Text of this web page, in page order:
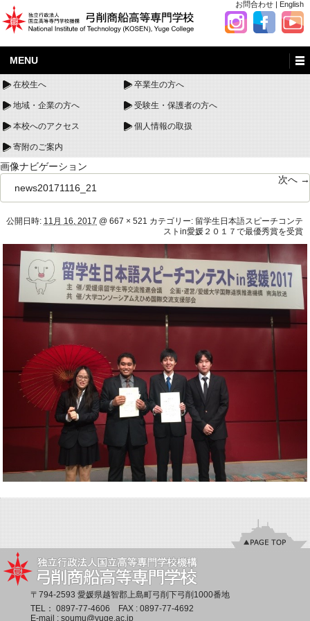
お問合わせ | English
MENU
在校生へ 卒業生の方へ
地域・企業の方へ 受験生・保護者の方へ
本校へのアクセス 個人情報の取扱
寄附のご案内
画像ナビゲーション
次へ →
news20171116_21
公開日時: 11月 16, 2017 @ 667 × 521 カテゴリー: 留学生日本語スピーチコンテ
ストin愛媛２０１７で最優秀賞を受賞
〒794-2593 愛媛県越智郡上島町弓削下弓削1000番地
TEL： 0897-77-4606 FAX : 0897-77-4692
E-mail : soumu@yuge.ac.jp